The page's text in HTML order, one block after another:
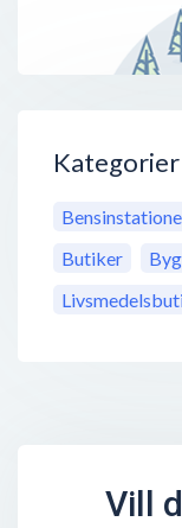
Kategorier
Butiker
Vill